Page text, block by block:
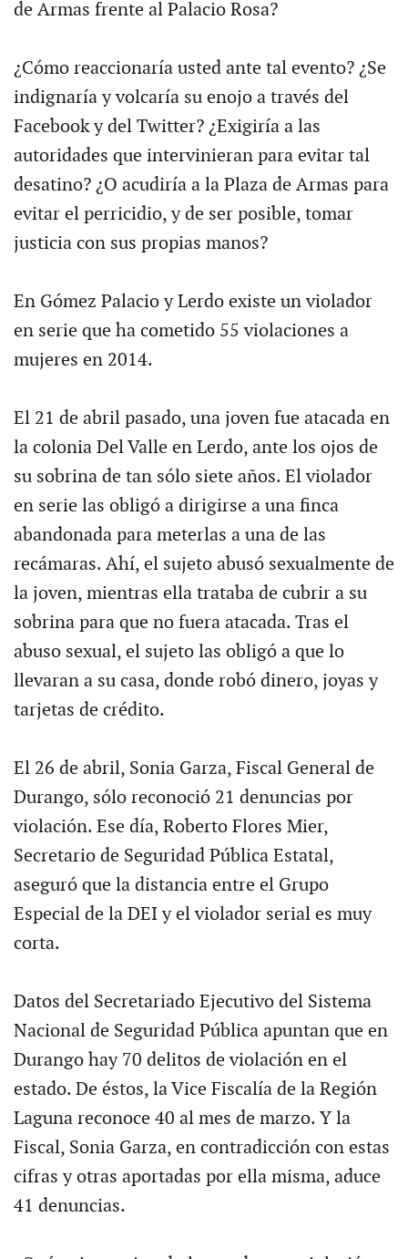
de Armas frente al Palacio Rosa?
¿Cómo reaccionaría usted ante tal evento? ¿Se
indignaría y volcaría su enojo a través del
Facebook y del Twitter? ¿Exigiría a las
autoridades que intervinieran para evitar tal
desatino? ¿O acudiría a la Plaza de Armas para
evitar el perricidio, y de ser posible, tomar
justicia con sus propias manos?
En Gómez Palacio y Lerdo existe un violador
en serie que ha cometido 55 violaciones a
mujeres en 2014.
El 21 de abril pasado, una joven fue atacada en
la colonia Del Valle en Lerdo, ante los ojos de
su sobrina de tan sólo siete años. El violador
en serie las obligó a dirigirse a una finca
abandonada para meterlas a una de las
recámaras. Ahí, el sujeto abusó sexualmente de
la joven, mientras ella trataba de cubrir a su
sobrina para que no fuera atacada. Tras el
abuso sexual, el sujeto las obligó a que lo
llevaran a su casa, donde robó dinero, joyas y
tarjetas de crédito.
El 26 de abril, Sonia Garza, Fiscal General de
Durango, sólo reconoció 21 denuncias por
violación. Ese día, Roberto Flores Mier,
Secretario de Seguridad Pública Estatal,
aseguró que la distancia entre el Grupo
Especial de la DEI y el violador serial es muy
corta.
Datos del Secretariado Ejecutivo del Sistema
Nacional de Seguridad Pública apuntan que en
Durango hay 70 delitos de violación en el
estado. De éstos, la Vice Fiscalía de la Región
Laguna reconoce 40 al mes de marzo. Y la
Fiscal, Sonia Garza, en contradicción con estas
cifras y otras aportadas por ella misma, aduce
41 denuncias.